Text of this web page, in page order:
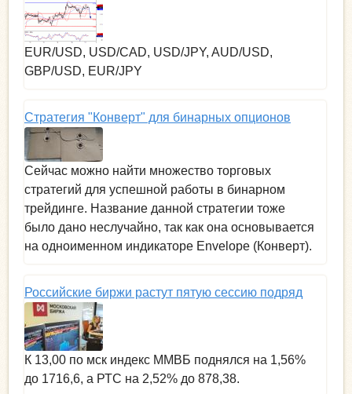
EUR/USD, USD/CAD, USD/JPY, AUD/USD,
GBP/USD, EUR/JPY
Стратегия "Конверт" для бинарных опционов
Сейчас можно найти множество торговых
стратегий для успешной работы в бинарном
трейдинге. Название данной стратегии тоже
было дано неслучайно, так как она основывается
на одноименном индикаторе Envelope (Конверт).
Российские биржи растут пятую сессию подряд
К 13,00 по мск индекс ММВБ поднялся на 1,56%
до 1716,6, а РТС на 2,52% до 878,38.